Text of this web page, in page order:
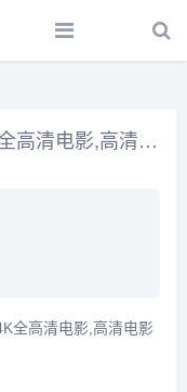
4K天堂,4K电影下载,4K视频,4K全高清电影,高清电影下载,全高清电影 - Powered by Discuz!
全高清电影,高清电影